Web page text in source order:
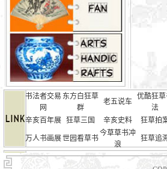
书法者交易
网
东方白狂草
群
老五说车
优酷狂
法
辛亥百年展 狂草三国 辛亥史料 狂草拍
万人书画展世园看草书
今草草书冲
浪
狂草追